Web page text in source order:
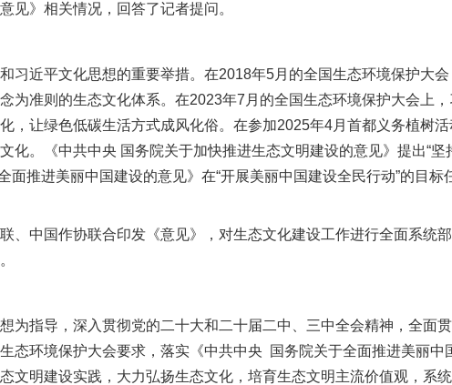
见》相关情况，回答了记者提问。
习近平文化思想的重要举措。在2018年5月的全国生态环境保护大会
为准则的生态文化体系。在2023年7月的全国生态环境保护大会上，
，让绿色低碳生活方式成风化俗。在参加2025年4月首都义务植树活
化。《中共中央 国务院关于加快推进生态文明建设的意见》提出“坚
推进美丽中国建设的意见》在“开展美丽中国建设全民行动”的目标
中国作协联合印发《意见》，对生态文化建设工作进行全面系统部
为指导，深入贯彻党的二十大和二十届二中、三中全会精神，全面
态环境保护大会要求，落实《中共中央 国务院关于全面推进美丽中
文明建设实践，大力弘扬生态文化，培育生态文明主流价值观，系